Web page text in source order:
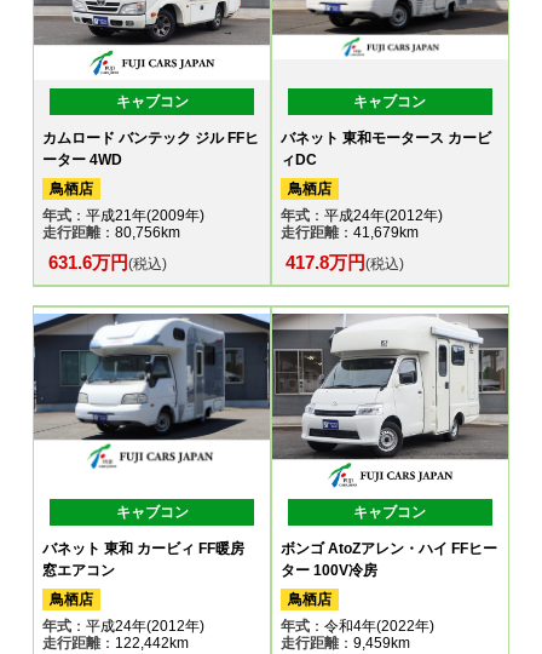
キャブコン
カムロード バンテック ジル FFヒ
ーター 4WD
鳥栖店
年式 ：平成21年(2009年)
走行距離：80,756km
631.6万円(税込)
キャブコン
バネット 東和モータース カービ
ィDC
鳥栖店
年式：平成24年(2012年)
走行距離：41,679km
417.8万円(税込)
キャブコン
バネット 東和 カービィ FF暖房
窓エアコン
鳥栖店
年式 ：平成24年(2012年)
走行距離：122,442km
キャブコン
ボンゴ AtoZアレン・ハイ FFヒー
ター 100V冷房
鳥栖店
年式：令和4年(2022年)
走行距離：9,459km